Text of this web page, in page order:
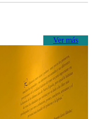
Ver más